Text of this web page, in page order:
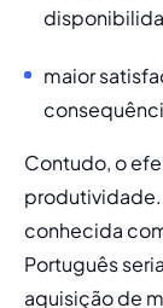
maior
Contudo, o
produtividade.
conhecida
Português seria